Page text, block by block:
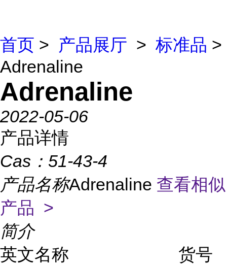
首页 > 产品展厅 > 标准品 >
Adrenaline
Adrenaline
2022-05-06
产品详情
Cas： 51-43-4
产品名称Adrenaline 查看相似
产品 >
简介
英文名称
货号